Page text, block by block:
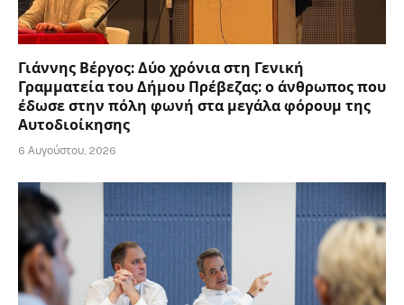
Γιάννης Βέργος: Δύο χρόνια στη Γενική
Γραμματεία του Δήμου Πρέβεζας: ο άνθρωπος που
έδωσε στην πόλη φωνή στα μεγάλα φόρουμ της
Αυτοδιοίκησης
6 Αυγούστου, 2026